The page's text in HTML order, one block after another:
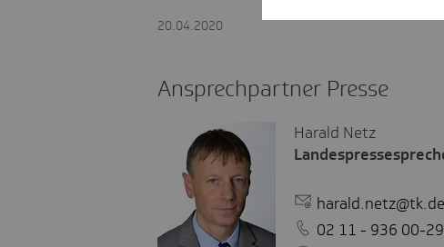
20.04.2020
Ansprechpartner Presse
Harald Netz
harald.netz@tk.de
02 11 - 936 00-29